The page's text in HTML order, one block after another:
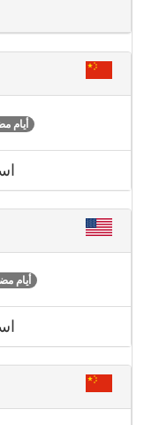
13
20 أيام